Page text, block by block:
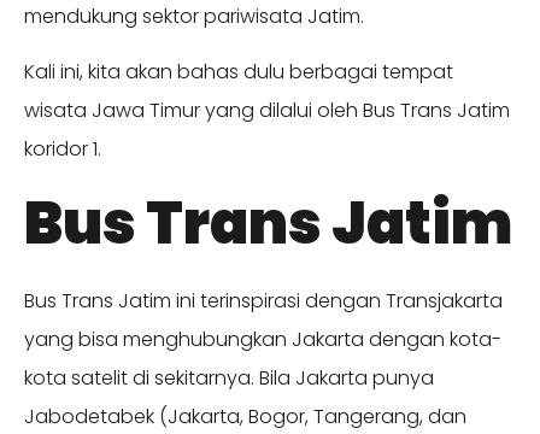
mendukung sektor pariwisata Jatim.
Kali ini, kita akan bahas dulu berbagai tempat
wisata Jawa Timur yang dilalui oleh Bus Trans Jatim
koridor 1.
Bus Trans Jatim
Bus Trans Jatim ini terinspirasi dengan Transjakarta
yang bisa menghubungkan Jakarta dengan kota-
kota satelit di sekitarnya. Bila Jakarta punya
Jabodetabek (Jakarta, Bogor, Tangerang, dan